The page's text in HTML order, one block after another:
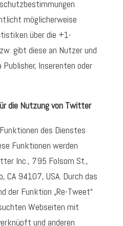
möglicherweise
über die +1-
gibt diese an Nutzer und
Inserenten oder
die Nutzung von Twitter
des Dienstes
Funktionen werden
Inc., 795 Folsom St.,
CA 94107, USA. Durch das
der Funktion „Re-Tweet“
Webseiten mit
und anderen